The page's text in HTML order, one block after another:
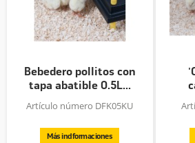
Bebedero pollitos con
tapa abatible 0.5L...
Artículo número DFK05KU
Más indformaciones